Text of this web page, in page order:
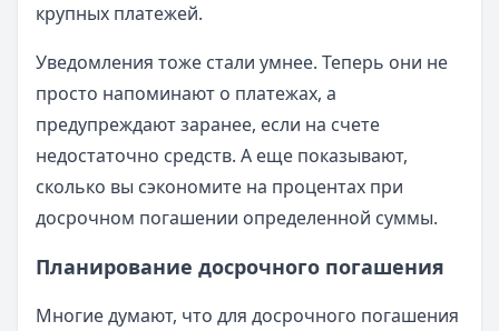
крупных платежей.
Уведомления тоже стали умнее. Теперь они не
просто напоминают о платежах, а
предупреждают заранее, если на счете
недостаточно средств. А еще показывают,
сколько вы сэкономите на процентах при
досрочном погашении определенной суммы.
Планирование досрочного погашения
Многие думают, что для досрочного погашения